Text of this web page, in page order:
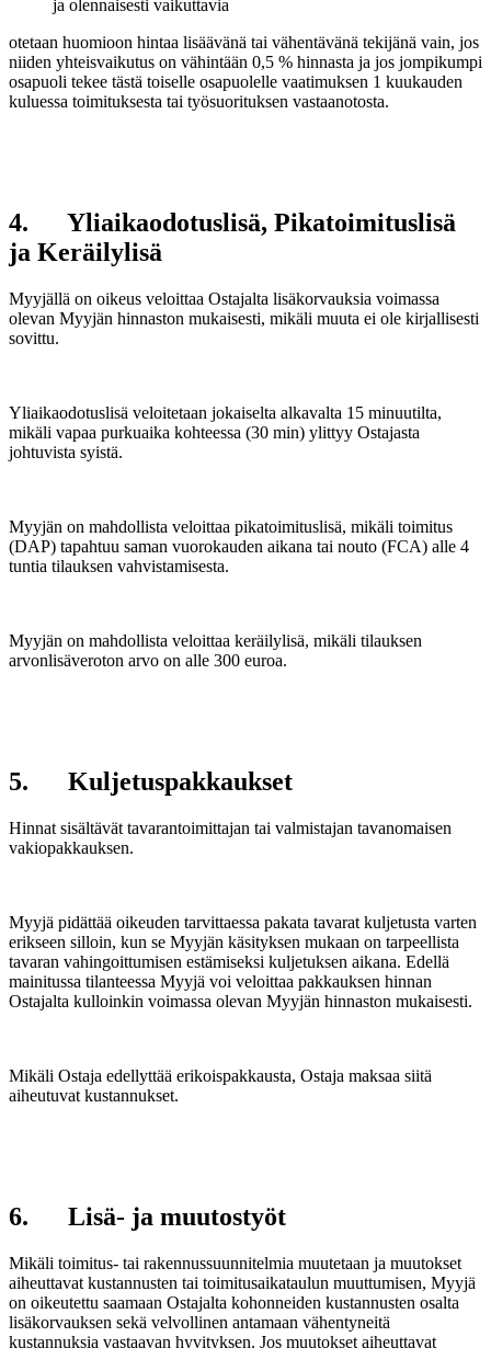
ja olennaisesti vaikuttavia
otetaan huomioon hintaa lisäävänä tai vähentävänä tekijänä vain, jos
niiden yhteisvaikutus on vähintään 0,5 % hinnasta ja jos jompikumpi
osapuoli tekee tästä toiselle osapuolelle vaatimuksen 1 kuukauden
kuluessa toimituksesta tai työsuorituksen vastaanotosta.
4. Yliaikaodotuslisä, Pikatoimituslisä
ja Keräilylisä
Myyjällä on oikeus veloittaa Ostajalta lisäkorvauksia voimassa
olevan Myyjän hinnaston mukaisesti, mikäli muuta ei ole kirjallisesti
sovittu.
Yliaikaodotuslisä veloitetaan jokaiselta alkavalta 15 minuutilta,
mikäli vapaa purkuaika kohteessa (30 min) ylittyy Ostajasta
johtuvista syistä.
Myyjän on mahdollista veloittaa pikatoimituslisä, mikäli toimitus
(DAP) tapahtuu saman vuorokauden aikana tai nouto (FCA) alle 4
tuntia tilauksen vahvistamisesta.
Myyjän on mahdollista veloittaa keräilylisä, mikäli tilauksen
arvonlisäveroton arvo on alle 300 euroa.
5. Kuljetuspakkaukset
Hinnat sisältävät tavarantoimittajan tai valmistajan tavanomaisen
vakiopakkauksen.
Myyjä pidättää oikeuden tarvittaessa pakata tavarat kuljetusta varten
erikseen silloin, kun se Myyjän käsityksen mukaan on tarpeellista
tavaran vahingoittumisen estämiseksi kuljetuksen aikana. Edellä
mainitussa tilanteessa Myyjä voi veloittaa pakkauksen hinnan
Ostajalta kulloinkin voimassa olevan Myyjän hinnaston mukaisesti.
Mikäli Ostaja edellyttää erikoispakkausta, Ostaja maksaa siitä
aiheutuvat kustannukset.
6. Lisä- ja muutostyöt
Mikäli toimitus- tai rakennussuunnitelmia muutetaan ja muutokset
aiheuttavat kustannusten tai toimitusaikataulun muuttumisen, Myyjä
on oikeutettu saamaan Ostajalta kohonneiden kustannusten osalta
lisäkorvauksen sekä velvollinen antamaan vähentyneitä
kustannuksia vastaavan hyvityksen. Jos muutokset aiheuttavat